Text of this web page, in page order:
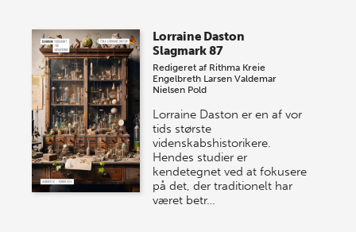
Lorraine Daston
Slagmark 87
Redigeret af Rithma Kreie
Engelbreth Larsen Valdemar
Nielsen Pold
Lorraine Daston er en af vor
tids største
videnskabshistorikere.
Hendes studier er
kendetegnet ved at fokusere
på det, der traditionelt har
været betr…